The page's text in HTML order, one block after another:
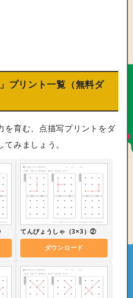
プリント一覧（無料ダ
を育む、点描写プリントをダ
てみましょう。
てんびょうしゃ（3×3）②
ダウンロード